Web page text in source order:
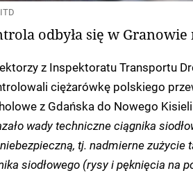
odbyła się w
z Inspektoratu Transportu
ciężarówkę polskiego
z Gdańska do Nowego
wady techniczne ciągnika
tj. nadmierne
siodłowego (rysy i pęknięcia na